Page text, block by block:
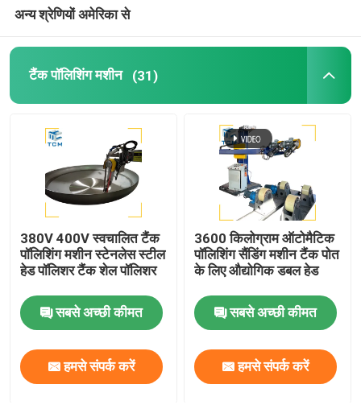
पॉलिशिंग उपभोग्य
वेल्डिंग मशीनें
अन्य श्रेणियों अमेरिका से
टैंक पॉलिशिंग मशीन (31)
380V 400V स्वचालित टैंक
पॉलिशिंग मशीन स्टेनलेस स्टील
हेड पॉलिशर टैंक शेल पॉलिशर
सबसे अच्छी कीमत
हमसे संपर्क करें
3600 किलोग्राम ऑटोमैटिक
पॉलिशिंग सैंडिंग मशीन टैंक पोत
के लिए औद्योगिक डबल हेड
सबसे अच्छी कीमत
हमसे संपर्क करें